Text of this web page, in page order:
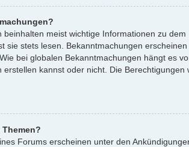
beinhalten meist wichtige Informationen zu
sie stets lesen. Bekanntmachungen
bei globalen Bekanntmachungen hängt es
erstellen kannst oder nicht. Die
Forums erscheinen unter den